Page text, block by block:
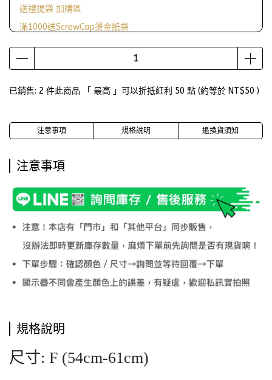
送禮提袋 加購區
滿1000送ScrewCap燙金紙袋
已銷售: 2 件此商品 「 最高 」可以折抵紅利 50 點 (約等於 NT$50 )
注意事項 規格說明 退換貨須知
注意事項
規格說明
尺寸: F (54cm-61cm)